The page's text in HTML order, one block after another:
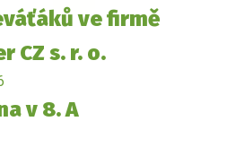
ve firmě
CZ s. r. o.
v 8. A